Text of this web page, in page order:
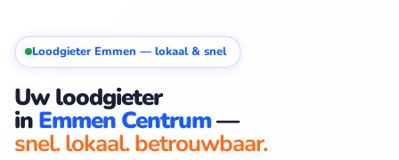
Loodgieter Emmen — lokaal & snel
Uw loodgieter
in Emmen Centrum—
snel. lokaal. betrouwbaar.